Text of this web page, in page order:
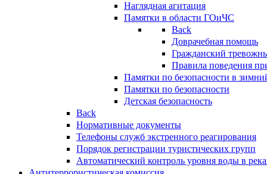
Наглядная агитация
Памятки в области ГОиЧС
Back
Доврачебная помощь
Гражданский
Правила поведения
Памятки по безопасности в
Памятки по безопасности
Детская безопасность
Back
Нормативные документы
Телефоны служб экстренного реагирования
Порядок регистрации туристических групп
Автоматический контроль уровня воды в